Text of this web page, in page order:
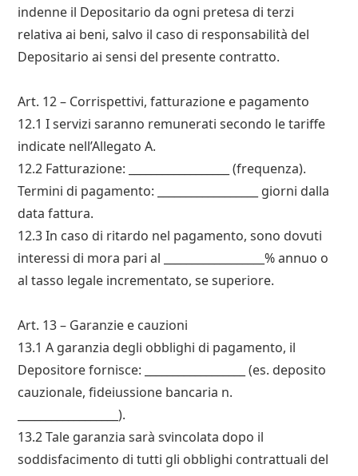
indenne il Depositario da ogni pretesa di terzi
relativa ai beni, salvo il caso di responsabilità del
Depositario ai sensi del presente contratto.
Art. 12 – Corrispettivi, fatturazione e pagamento
12.1 I servizi saranno remunerati secondo le tariffe
indicate nell’Allegato A.
12.2 Fatturazione: __________________ (frequenza).
Termini di pagamento: __________________ giorni dalla
data fattura.
12.3 In caso di ritardo nel pagamento, sono dovuti
interessi di mora pari al __________________% annuo o
al tasso legale incrementato, se superiore.
Art. 13 – Garanzie e cauzioni
13.1 A garanzia degli obblighi di pagamento, il
Depositorе fornisce: __________________ (es. deposito
cauzionale, fideiussione bancaria n.
__________________).
13.2 Tale garanzia sarà svincolata dopo il
soddisfacimento di tutti gli obblighi contrattuali del